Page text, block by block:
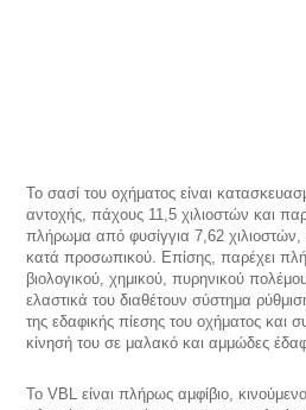
Το σασί του οχήματος είναι
αντοχής, πάχους 11,5 χιλιοστών και
πλήρωμα από φυσίγγια 7,62
κατά προσωπικού. Επίσης, παρέχει
βιολογικού, χημικού, πυρηνικού
ελαστικά του διαθέτουν σύστημα
της εδαφικής πίεσης του οχήματος και
κίνησή του σε μαλακό και αμμώδες
Το VBL είναι πλήρως αμφίβιο,